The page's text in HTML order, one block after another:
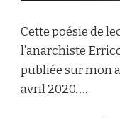
Cette poésie de
l’anarchiste
publiée sur mon
avril 2020. …